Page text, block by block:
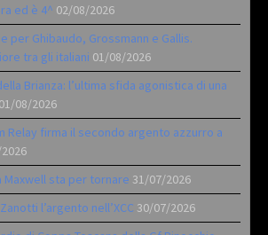
ed è 4^ 02/08/2026
per Ghibaudo, Grossmann e Gallis.
tra gli italiani 01/08/2026
Brianza: l’ultima sfida agonistica di una
01/08/2026
Relay firma il secondo argento azzurro a
Maxwell sta per tornare 31/07/2026
l’argento nell’XCC 30/07/2026